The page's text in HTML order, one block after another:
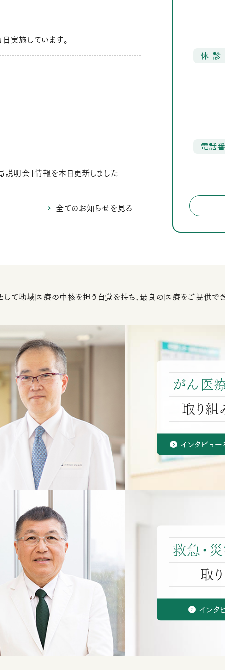
実施しています。
明会」情報を本日更新しました
全てのお知らせを見る
休 診
電話
て地域医療の中核を担う自覚を持ち、最良の医療をご提供でき
がん医
取り組
インタビュー
救急・
取
インタ